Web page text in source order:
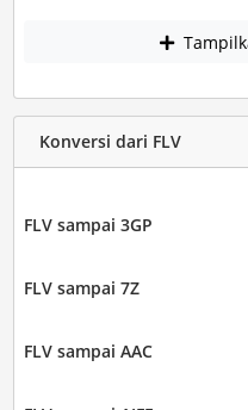
Konversi dari FLV
FLV sampai 3GP
FLV sampai 7Z
FLV sampai AAC